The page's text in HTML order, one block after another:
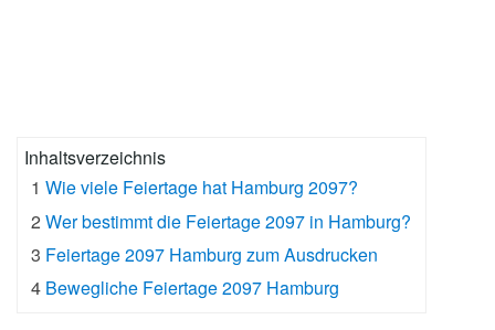
Inhaltsverzeichnis
1 Wie viele Feiertage hat Hamburg 2097?
2 Wer bestimmt die Feiertage 2097 in Hamburg?
3 Feiertage 2097 Hamburg zum Ausdrucken
4 Bewegliche Feiertage 2097 Hamburg